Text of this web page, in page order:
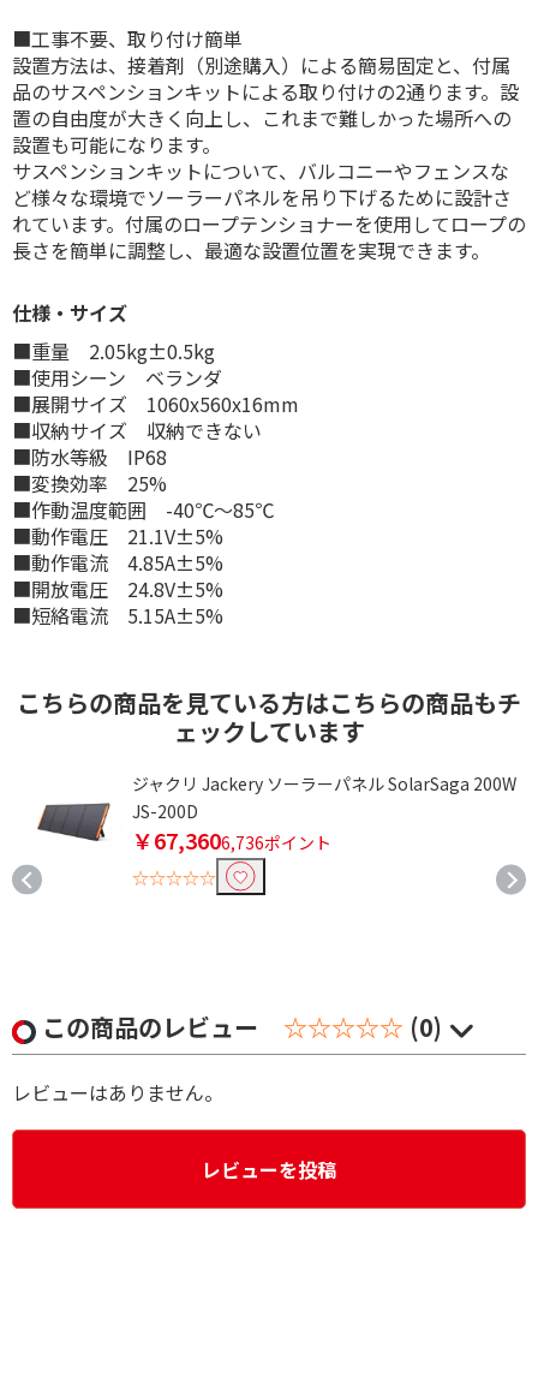
■工事不要、取り付け簡単
設置方法は、接着剤（別途購入）による簡易固定と、付属
品のサスペンションキットによる取り付けの2通ります。設
置の自由度が大きく向上し、これまで難しかった場所への
設置も可能になります。
サスペンションキットについて、バルコニーやフェンスな
ど様々な環境でソーラーパネルを吊り下げるために設計さ
れています。付属のロープテンショナーを使用してロープの
長さを簡単に調整し、最適な設置位置を実現できます。
仕様・サイズ
■重量 2.05kg±0.5kg
■使用シーン ベランダ
■展開サイズ 1060x560x16mm
■収納サイズ 収納できない
■防水等級 IP68
■変換効率 25%
■作動温度範囲 -40℃～85℃
■動作電圧 21.1V±5%
■動作電流 4.85A±5%
■開放電圧 24.8V±5%
■短絡電流 5.15A±5%
こちらの商品を見ている方はこちらの商品もチ
ェックしています
ジャクリ Jackery ソーラーパネル SolarSaga 200W
JS-200D
￥67,3606,736ポイント
☆☆☆☆☆
この商品のレビュー ☆☆☆☆☆ (0)
レビューはありません。
レビューを投稿